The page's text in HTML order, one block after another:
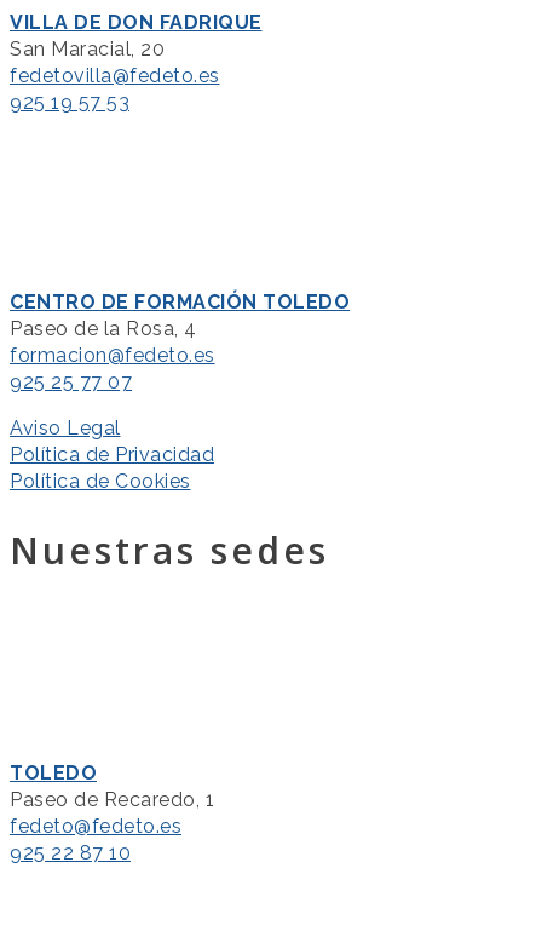
VILLA DE DON FADRIQUE
San Maracial, 20
fedetovilla@fedeto.es
925 19 57 53
CENTRO DE FORMACIÓN TOLEDO
Paseo de la Rosa, 4
formacion@fedeto.es
925 25 77 07
Aviso Legal
Política de Privacidad
Política de Cookies
Nuestras sedes
TOLEDO
Paseo de Recaredo, 1
fedeto@fedeto.es
925 22 87 10